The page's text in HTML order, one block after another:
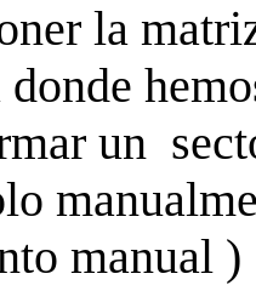
la
donde
un
manual